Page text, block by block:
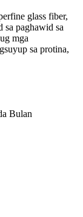
glass fiber,
sa paghawid sa
mga
sa protina,
Bulan